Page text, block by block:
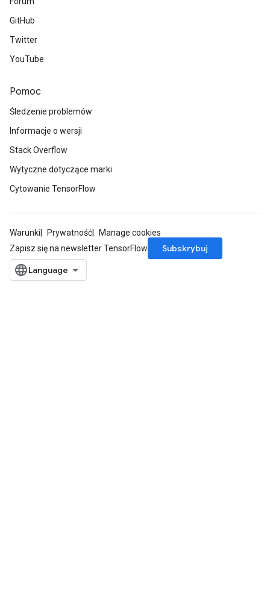
GitHub
Twitter
YouTube
Pomoc
Śledzenie problemów
Informacje o wersji
Stack Overflow
Wytyczne dotyczące marki
Cytowanie TensorFlow
Warunki Prywatność
Manage cookies
Zapisz się na newsletter TensorFlow
Subskrybuj